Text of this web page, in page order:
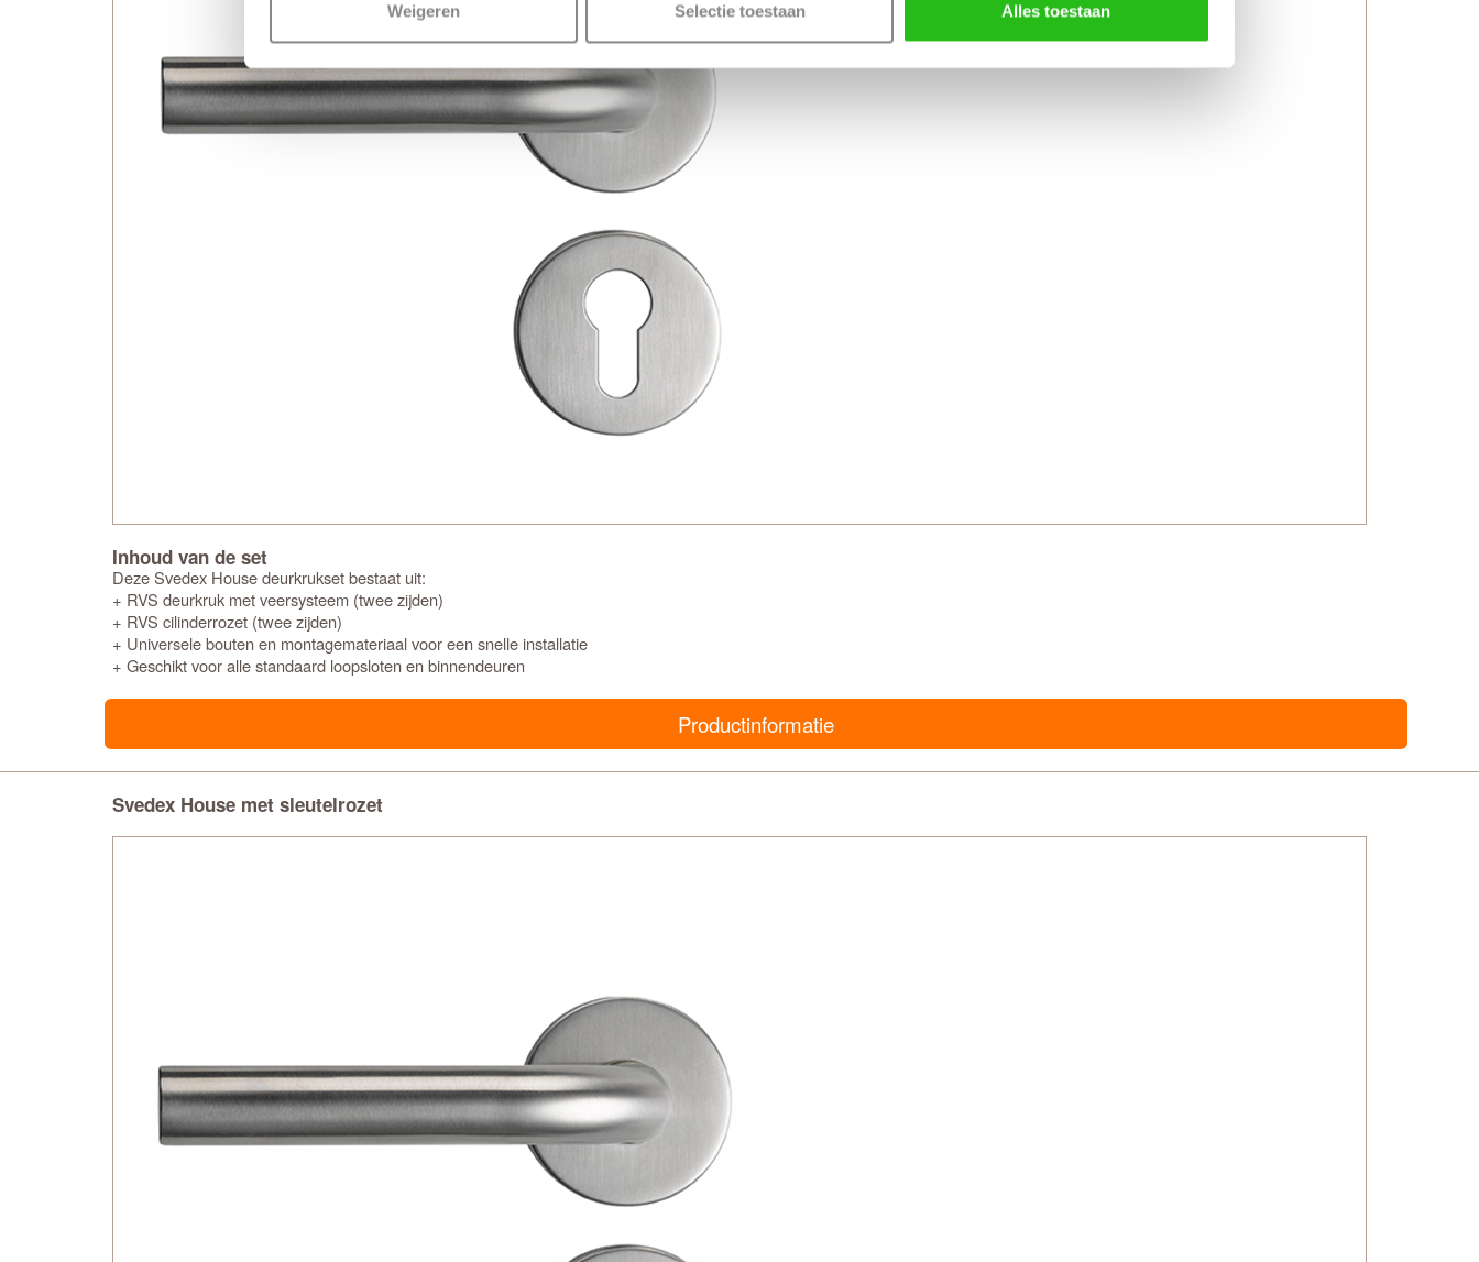
Weigeren Selectie toestaan Alles toestaan
Inhoud van de set
Deze Svedex House deurkrukset bestaat uit:
+ RVS deurkruk met veersysteem (twee zijden)
+ RVS cilinderrozet (twee zijden)
+ Universele bouten en montagemateriaal voor een snelle installatie
+ Geschikt voor alle standaard loopsloten en binnendeuren
Productinformatie
Svedex House met sleutelrozet